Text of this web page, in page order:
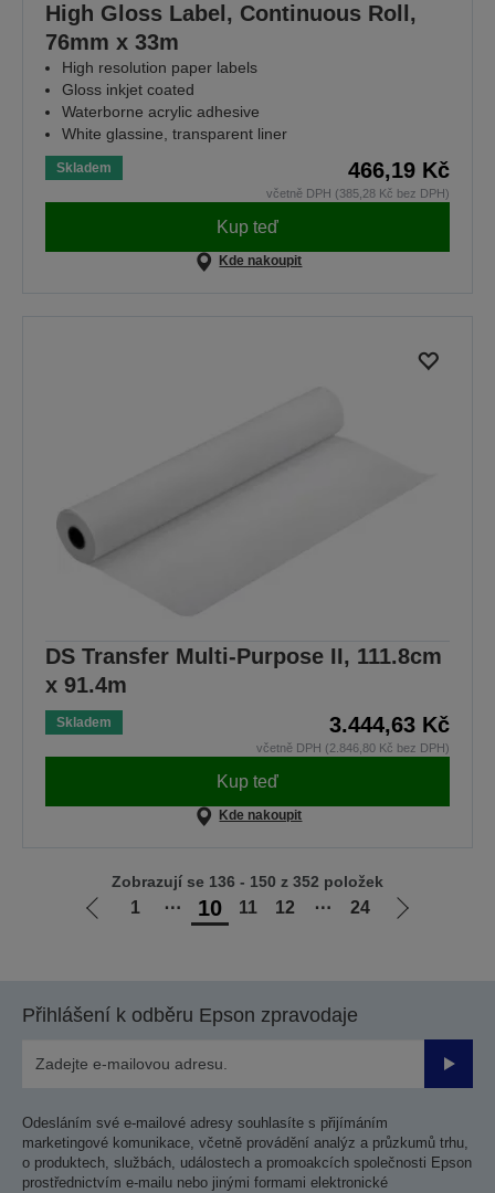
High Gloss Label, Continuous Roll,
76mm x 33m
High resolution paper labels
Gloss inkjet coated
Waterborne acrylic adhesive
White glassine, transparent liner
Skladem 466,19 Kč
včetně DPH (385,28 Kč bez DPH)
Kup teď
Kde nakoupit
DS Transfer Multi-Purpose II, 111.8cm
x 91.4m
Skladem 3.444,63 Kč
včetně DPH (2.846,80 Kč bez DPH)
Kup teď
Kde nakoupit
Jít
1 ⋯ 10 11 12 ⋯ 24
Jít
Zobrazují se 136 - 150 z 352 položek
Přihlášení k odběru Epson zpravodaje
Odesláním své e-mailové adresy souhlasíte s přijímáním
marketingové komunikace, včetně provádění analýz a průzkumů trhu,
o produktech, službách, událostech a promoakcích společnosti Epson
prostřednictvím e-mailu nebo jinými formami elektronické